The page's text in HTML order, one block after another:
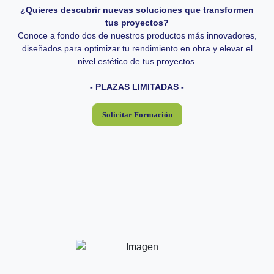
¿Quieres descubrir nuevas soluciones que transformen
tus proyectos?
Conoce a fondo dos de nuestros productos más innovadores,
diseñados para optimizar tu rendimiento en obra y elevar el
nivel estético de tus proyectos.
- PLAZAS LIMITADAS -
Solicitar Formación
Importe:
Próximas fechas: